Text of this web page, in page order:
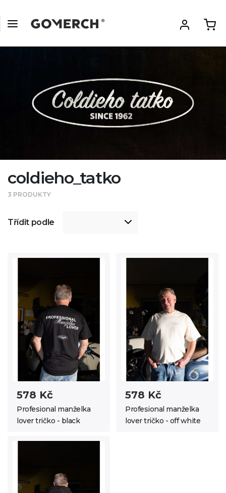
coldieho_tatko
3 PRODUKTY
Třídit podle
578 Kč
Profesional manželka
lover tričko - black
578 Kč
Profesional manželka
lover tričko - off white